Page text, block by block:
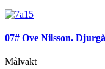
07# Ove Nilsson.
Målvakt